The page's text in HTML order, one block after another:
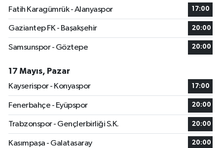
Fatih Karagümrük - Alanyaspor
17:00
Gaziantep FK - Başakşehir 20:00
Samsunspor - Göztepe 20:00
17 Mayıs, Pazar
Kayserispor - Konyaspor
17:00
Fenerbahçe - Eyüpspor 20:00
Trabzonspor - Gençlerbirliği S.K. 20:00
Kasımpaşa - Galatasaray 20:00